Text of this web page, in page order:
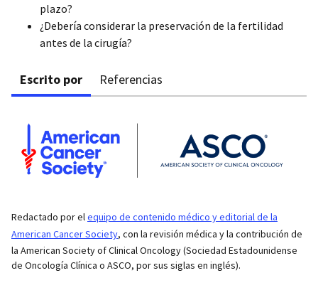
plazo?
¿Debería considerar la preservación de la fertilidad
antes de la cirugía?
Escrito por Referencias
Redactado por elequipo de contenido médico y editorial de la
American Cancer Society, con la revisión médica y la contribución de
la American Society of Clinical Oncology (Sociedad Estadounidense
de Oncología Clínica o ASCO, por sus siglas en inglés).